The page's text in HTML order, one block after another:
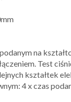
na
Test
kształtek
4 x czas